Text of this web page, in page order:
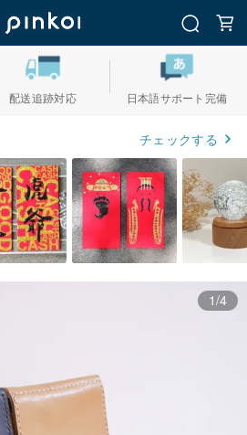
配送追跡対応 日本語サポート完備
チェックする
1/4